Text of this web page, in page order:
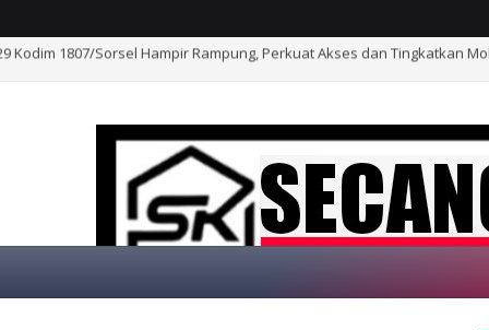
Kodim 1807/Sorsel Hampir Rampung, Wujud Nyata Kepedulian TNI